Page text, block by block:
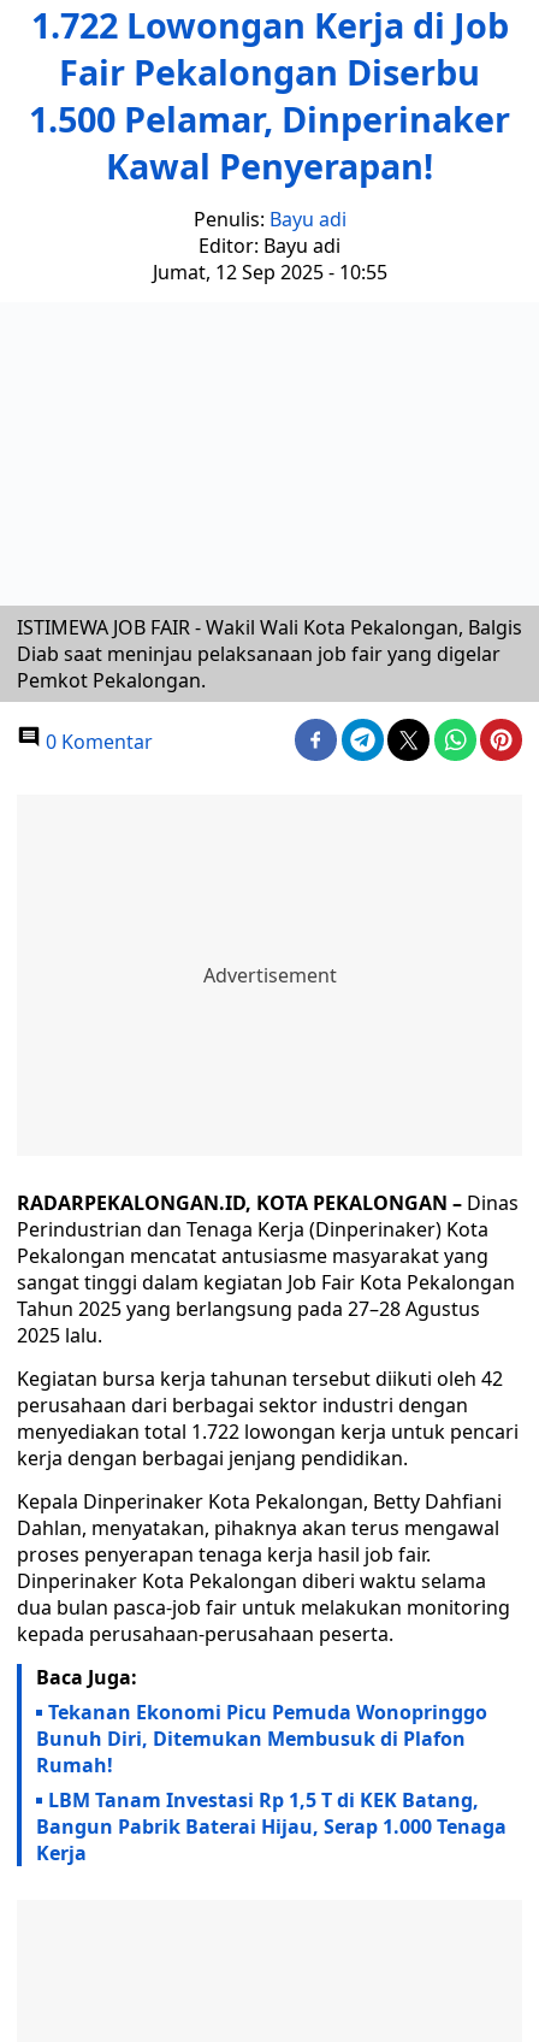
1.722 Lowongan Kerja di Job
Fair Pekalongan Diserbu
1.500 Pelamar, Dinperinaker
Kawal Penyerapan!
Penulis: Bayu adi
Editor: Bayu adi
Jumat, 12 Sep 2025 - 10:55
ISTIMEWA JOB FAIR - Wakil Wali Kota Pekalongan, Balgis
Diab saat meninjau pelaksanaan job fair yang digelar
Pemkot Pekalongan.
0 Komentar
RADARPEKALONGAN.ID, KOTA PEKALONGAN – Dinas
Perindustrian dan Tenaga Kerja (Dinperinaker) Kota
Pekalongan mencatat antusiasme masyarakat yang
sangat tinggi dalam kegiatan Job Fair Kota Pekalongan
Tahun 2025 yang berlangsung pada 27–28 Agustus
2025 lalu.
Kegiatan bursa kerja tahunan tersebut diikuti oleh 42
perusahaan dari berbagai sektor industri dengan
menyediakan total 1.722 lowongan kerja untuk pencari
kerja dengan berbagai jenjang pendidikan.
Kepala Dinperinaker Kota Pekalongan, Betty Dahfiani
Dahlan, menyatakan, pihaknya akan terus mengawal
proses penyerapan tenaga kerja hasil job fair.
Dinperinaker Kota Pekalongan diberi waktu selama
dua bulan pasca-job fair untuk melakukan monitoring
kepada perusahaan-perusahaan peserta.
Baca Juga:
Tekanan Ekonomi Picu Pemuda Wonopringgo
Bunuh Diri, Ditemukan Membusuk di Plafon
Rumah!
LBM Tanam Investasi Rp 1,5 T di KEK Batang,
Bangun Pabrik Baterai Hijau, Serap 1.000 Tenaga
Kerja